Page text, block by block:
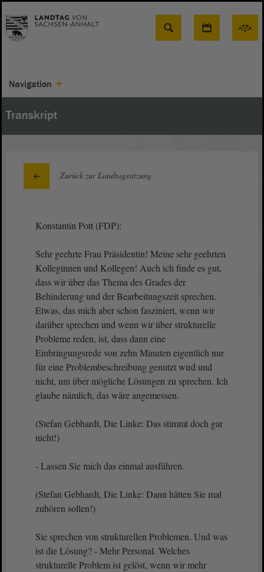
Suche
Navigation
Transkript
Zurück zur Landtagssitzung
Konstantin Pott (FDP):
Sehr geehrte Frau Präsidentin! Meine sehr geehrten
Kolleginnen und Kollegen! Auch ich finde es gut,
dass wir über das Thema des Grades der
Behinderung und der Bearbeitungszeit sprechen.
Etwas, das mich aber schon fasziniert, wenn wir
darüber sprechen und wenn wir über strukturelle
Probleme reden, ist, dass dann eine
Einbringungsrede von zehn Minuten eigentlich nur
für eine Problembeschreibung genutzt wird und
nicht, um über mögliche Lösungen zu sprechen. Ich
glaube nämlich, das wäre angemessen.
(Stefan Gebhardt, Die Linke: Das stimmt doch gar
nicht!)
- Lassen Sie mich das einmal ausführen.
(Stefan Gebhardt, Die Linke: Dann hätten Sie mal
zuhören sollen!)
Sie sprechen von strukturellen Problemen. Und was
ist die Lösung? - Mehr Personal. Welches
strukturelle Problem ist gelöst, wenn wir mehr